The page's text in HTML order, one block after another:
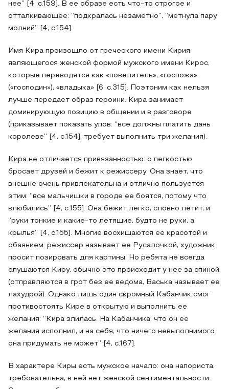
нее” [4, с.159]. В ее образе есть что-то строгое и
отталкивающее: “подкралась незаметно”, “метнула пару
молний” [4, с.154].
Имя Кира произошло от греческого имени Кирия,
являющегося женской формой мужского имени Кирос,
которые переводятся как «повелитель», «госпожа»
(«господин»), «владыка» [6, с.315]. Поэтоним как нельзя
лучше передает образ героини. Кира занимает
доминирующую позицию в общении и в разговоре
(приказывает показать улов: “все должны платить дань
королеве” [4, с.154], требует выполнить три желания).
Кира не отличается привязанностью: с легкостью
бросает друзей и бежит к режиссеру. Она знает, что
внешне очень привлекательна и отлично пользуется
этим: “все мальчишки в городе ее боятся, потому что
влюбились” [4, с.155]. Она бежит легко, словно летит, и
“руки тонкие и какие-то летящие, будто не руки, а
крылья” [4, с.155]. Многие восхищаются ее красотой и
обаянием: режиссер называет ее Русалочкой, художник
просит позировать для картины. Но ребята не всегда
слушаются Киру, обычно это происходит у нее за спиной
(отправляются в грот без ее ведома, Васька называет ее
лахудрой). Однако лишь один скромный Кабанчик смог
противостоять Кире в открытую и выполнить ее
желания: “Кира злилась. На Кабанчика, что он ее
желания исполнил, и на себя, что ничего невыполнимого
она придумать не может” [4, с.167].
В характере Киры есть мужское начало: она напориста,
требовательна, в ней нет женской сентиментальности.